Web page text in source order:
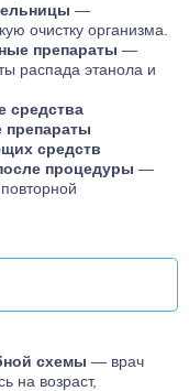
—
очистку организма.
препараты —
распада этанола и
средства
средств
процедуры —
схемы — врач
на возраст,